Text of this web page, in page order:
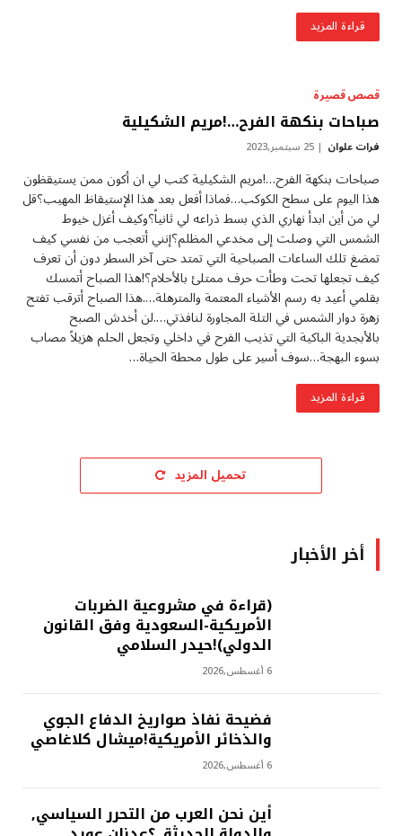
قراءة المزيد
قصص قصيرة
صباحات بنكهة الفرح…!مريم الشكيلية
فرات علوان 25 سبتمبر,2023
صباحات بنكهة الفرح…!مريم الشكيلية كتب لي ان أكون ممن يستيقظون
هذا اليوم على سطح الكوكب…فماذا أفعل بعد هذا الإستيقاظ المهيب؟قل
لي من أين ابدأ نهاري الذي بسط ذراعه لي ثانياً؟وكيف أغزل خيوط
الشمس التي وصلت إلى مخدعي المظلم؟إنني أتعجب من نفسي كيف
تمضغ تلك الساعات الصباحية التي تمتد حتى آخر السطر دون أن تعرف
كيف تجعلها تحت وطأت حرف ممتلئ بالأحلام؟!هذا الصباح أتمسك
بقلمي أعيد به رسم الأشياء المعتمة والمترهلة….هذا الصباح أترقب تفتح
زهرة دوار الشمس في التلة المجاورة لنافذتي….لن أخدش الصبح
بالأبجدية الباكية التي تذيب الفرح في داخلي وتجعل الحلم هزيلاً مصاب
بسوء البهجة…سوف أسير على طول محطة الحياة…
قراءة المزيد
تحميل المزيد
أخر الأخبار
(قراءة في مشروعية الضربات
الأمريكية-السعودية وفق القانون
الدولي)!حيدر السلامي
6 أغسطس,2026
فضيحة نفاذ صواريخ الدفاع الجوي
والذخائر الأمريكية!ميشال كلاغاصي
6 أغسطس,2026
أين نحن العرب من التحرر السياسي,